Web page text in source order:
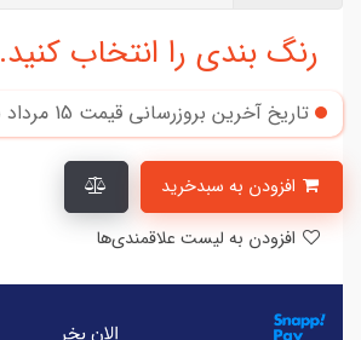
رنگ بندی را انتخاب کنید.
تاریخ آخرین بروزرسانی قیمت 15 مرداد 1405